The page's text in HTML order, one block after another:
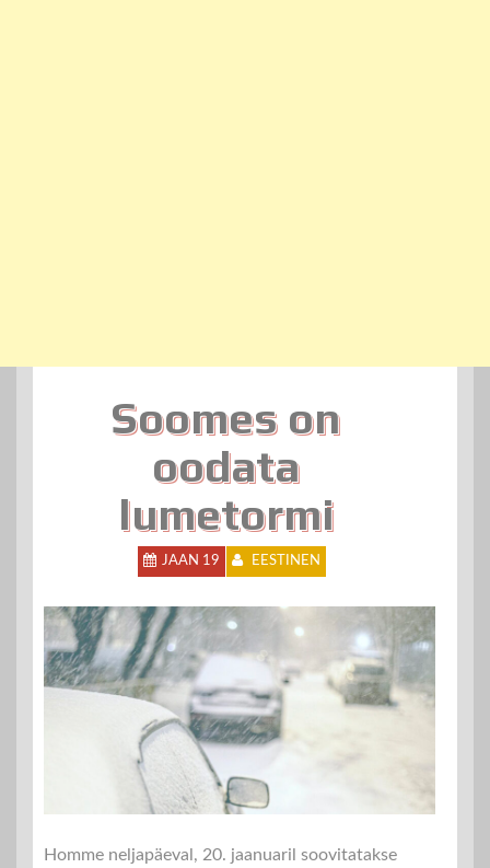
Soomes on
oodata
lumetormi
JAAN 19 EESTINEN
Homme neljapäeval, 20. jaanuaril soovitatakse